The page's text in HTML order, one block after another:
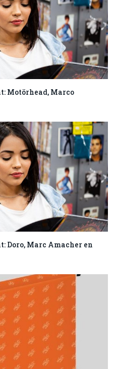
Motörhead, Marco
Doro, Marc Amacher en